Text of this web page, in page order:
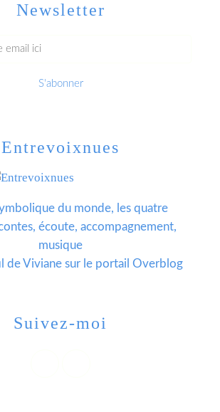
Newsletter
Entrevoixnues
du monde, les quatre
écoute, accompagnement,
musique
deVivianesur le portail Overblog
Suivez-moi